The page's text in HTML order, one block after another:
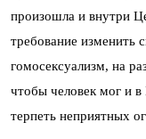
произошла и внутри
требование изменить
гомосексуализм, на
чтобы человек мог и
терпеть неприятных